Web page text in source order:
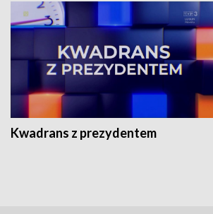
Kwadrans z prezydentem